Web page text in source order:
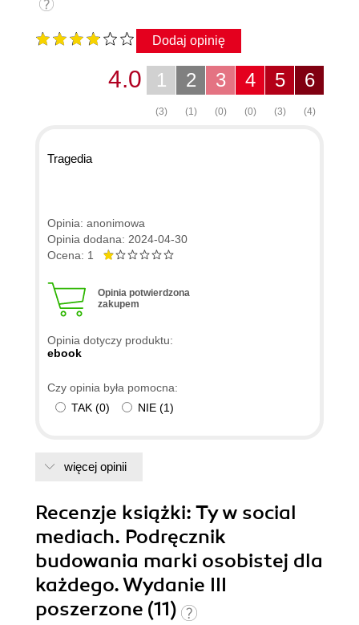
Dodaj opinię
6
(4)
5
(3)
4
(0)
3
(0)
2
(1)
1
(3)
4.0
Tragedia
Opinia: anonimowa
Opinia dodana: 2024-04-30
Ocena: 1
Opinia potwierdzona
zakupem
Opinia dotyczy produktu:
ebook
Czy opinia była pomocna:
TAK (0) NIE (1)
więcej opinii
Recenzje książki: Ty w social
mediach. Podręcznik
budowania marki osobistej dla
każdego. Wydanie III
poszerzone (11)